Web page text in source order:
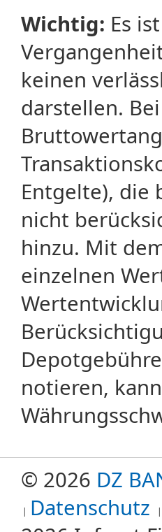
Wichtig: Es
keinen
darstellen.
Entgelte), die
nicht
hinzu. Mit
einzelnen
notieren,
© 2026 DZ
Datenschutz